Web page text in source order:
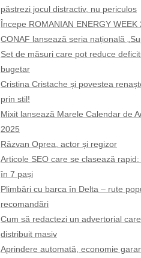
păstrezi jocul distractiv, nu periculos
Începe ROMANIAN ENERGY WEEK
CONAF lansează seria națională
Set de măsuri care pot reduce
bugetar
Cristina Cristache și povestea
prin stil!
Mixit lansează Marele Calendar de
2025
Răzvan Oprea, actor și regizor
Articole SEO care se clasează
în 7 pași
Plimbări cu barca în Delta – rute
recomandări
Cum să redactezi un advertorial
distribuit masiv
Aprindere automată, economie